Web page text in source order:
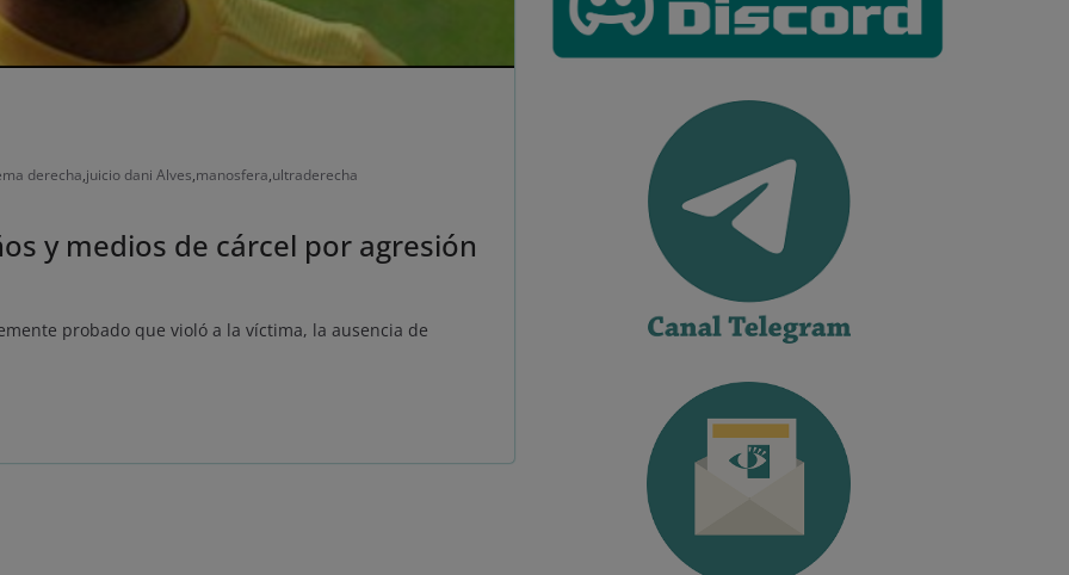
derecha,juicio dani Alves,manosfera,ultraderecha
y medios de cárcel por agresión
probado que violó a la víctima, la ausencia de